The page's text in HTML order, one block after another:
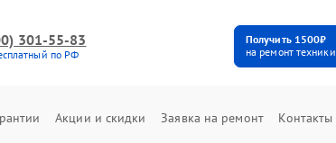
301-55-83
по РФ
Получить 1500₽
на ремонт техники
Акции и скидки Заявка на ремонт Контакты